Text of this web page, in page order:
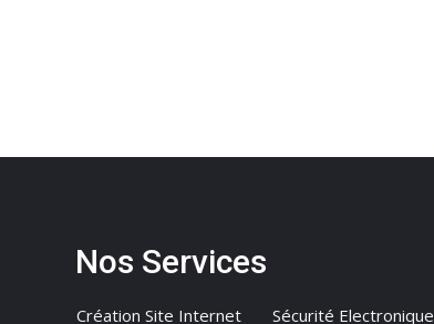
Nos Services
Création Site Internet Sécurité Electronique